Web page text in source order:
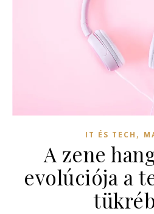
IT ÉS TECH ,
A zene
evolúciója a